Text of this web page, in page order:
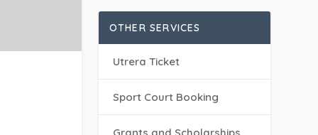
OTHER SERVICES
Utrera Ticket
Sport Court Booking